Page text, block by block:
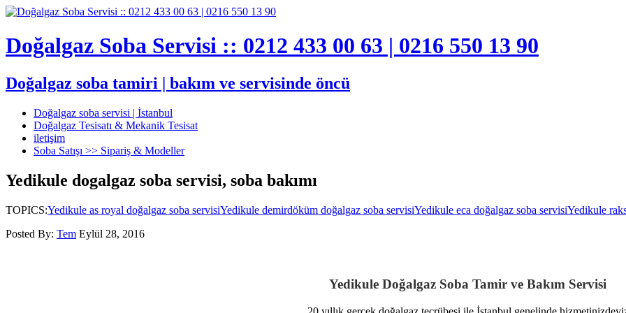
Doğalgaz Soba Servisi :: 0212 433 00 63 | 0216 550 13 90
Doğalgaz soba tamiri | bakım ve servisinde öncü
Doğalgaz soba servisi | İstanbul
Doğalgaz Tesisatı & Mekanik Tesisat
iletişim
Soba Satışı >> Sipariş & Modeller
Yedikule dogalgaz soba servisi, soba bakımı
TOPICS:Yedikule as royal doğalgaz soba servisiYedikule demirdöküm doğalgaz soba servisiYedikule eca doğalgaz soba servisiYedikule
Posted By: Tem Eylül 28, 2016
Yedikule Doğalgaz Soba Tamir ve Bakım Servisi